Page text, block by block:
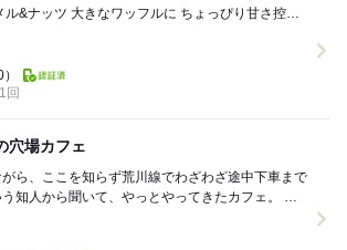
1回
穴場カフェ
ら、ここを知らず荒川線でわざわざ途中下車まで
知人から聞いて、やっとやってきたカフェ。 地